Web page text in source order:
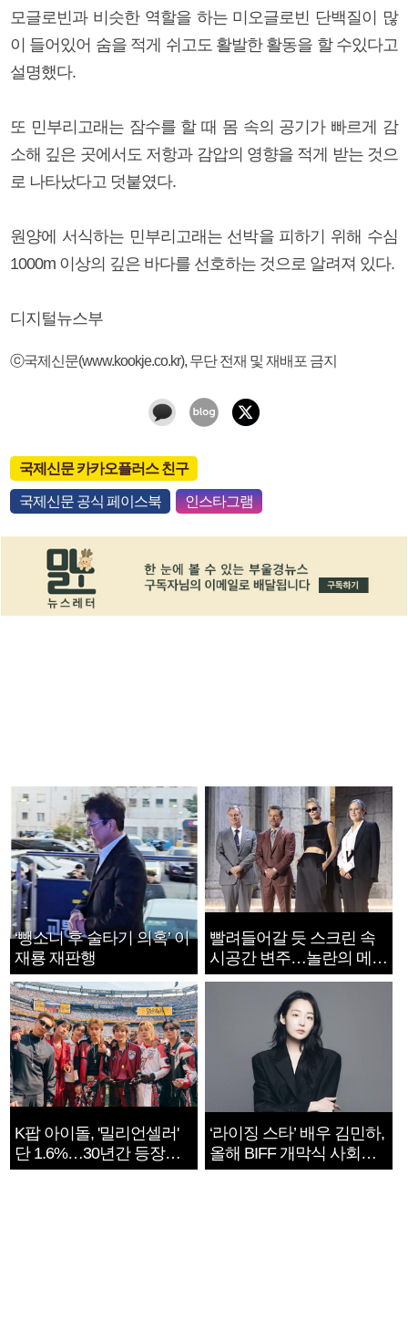
모글로빈과 비슷한 역할을 하는 미오글로빈 단백질이 많
이 들어있어 숨을 적게 쉬고도 활발한 활동을 할 수있다고
설명했다.
또 민부리고래는 잠수를 할 때 몸 속의 공기가 빠르게 감
소해 깊은 곳에서도 저항과 감압의 영향을 적게 받는 것으
로 나타났다고 덧붙였다.
원양에 서식하는 민부리고래는 선박을 피하기 위해 수심
1000m 이상의 깊은 바다를 선호하는 것으로 알려져 있다.
디지털뉴스부
ⓒ국제신문(www.kookje.co.kr), 무단 전재 및 재배포 금지
국제신문 카카오플러스 친구
국제신문 공식 페이스북 인스타그램
‘뺑소니 후 술타기 의혹’ 이
재룡 재판행
빨려들어갈 듯 스크린 속
시공간 변주…놀란의 메시
지는 ‘전쟁 속죄’
K팝 아이돌, '밀리언셀러'
단 1.6%…30년간 등장
1182개팀 전수조사
‘라이징 스타’ 배우 김민하,
올해 BIFF 개막식 사회자
확정